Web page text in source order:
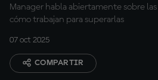
Manager habla abiertamente sobre
cómo trabajan para superarlas
07 oct 2025
COMPARTIR